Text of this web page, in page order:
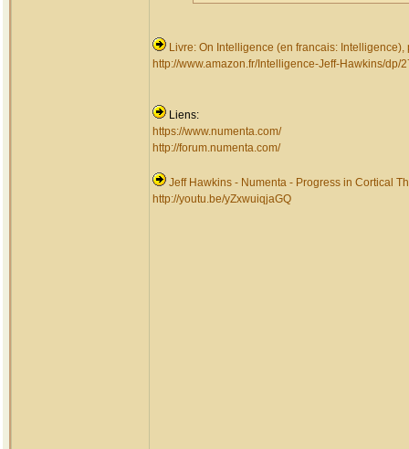
Livre: On Intelligence (en francais: Intelligence),
http://www.amazon.fr/Intelligence-Jeff-Hawkins/
Liens:
https://www.numenta.com/
http://forum.numenta.com/
Jeff Hawkins - Numenta - Progress in Cortical
http://youtu.be/yZxwuiqjaGQ